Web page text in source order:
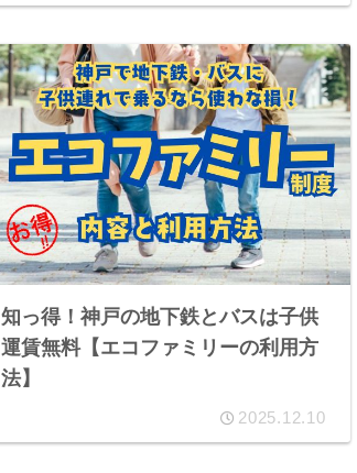
知っ得！神戸の地下鉄とバスは子供
運賃無料【エコファミリーの利用方
法】
2025.12.10